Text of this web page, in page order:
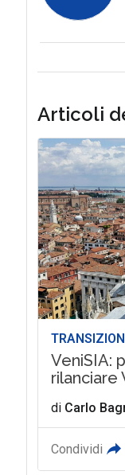
Articoli
VeniSIA:
rilanciare
di Carlo
Condividi